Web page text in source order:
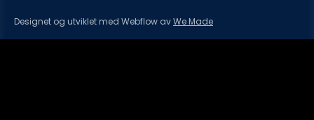
Designet og utviklet med Webflow avWe Made